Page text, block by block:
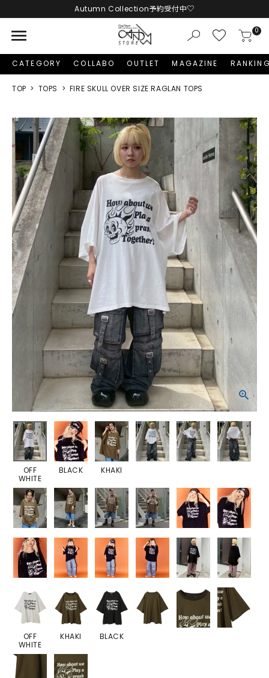
Autumn Collection予約受付中♡
LINE友だち追加 + ID連携で1,000円OFFクーポンプレゼント
新規会員登録で1,000円分のポイントプレゼント！
menu 0
CATEGORY COLLABO OUTLET MAGAZINE
TOP TOPS FIRE SKULL OVER SIZE RAGLAN TOPS
OFF
WHITE
BLACK KHAKI
OFF
WHITE
KHAKI BLACK